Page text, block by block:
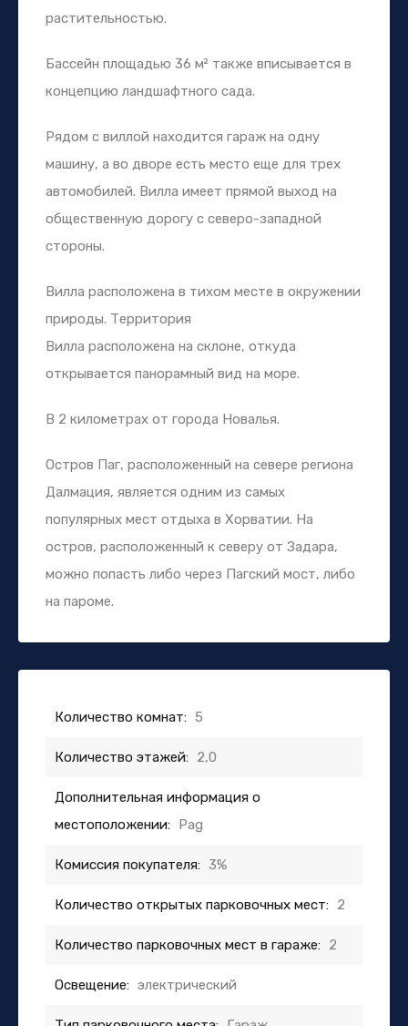
растительностью.
Бассейн площадью 36 м² также вписывается в
концепцию ландшафтного сада.
Рядом с виллой находится гараж на одну
машину, а во дворе есть место еще для трех
автомобилей. Вилла имеет прямой выход на
общественную дорогу с северо-западной
стороны.
Вилла расположена в тихом месте в окружении
природы. Территория
Вилла расположена на склоне, откуда
открывается панорамный вид на море.
В 2 километрах от города Новалья.
Остров Паг, расположенный на севере региона
Далмация, является одним из самых
популярных мест отдыха в Хорватии. На
остров, расположенный к северу от Задара,
можно попасть либо через Пагский мост, либо
на пароме.
Количество комнат: 5
Количество этажей: 2,0
Дополнительная информация о
местоположении: Pag
Комиссия покупателя: 3%
Количество открытых парковочных мест: 2
Количество парковочных мест в гараже: 2
Освещение: электрический